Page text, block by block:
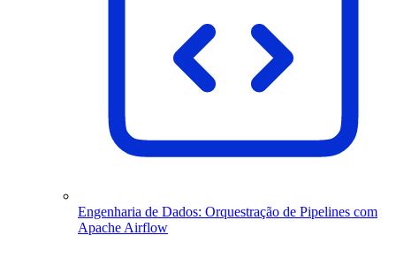
Engenharia de Dados: Orquestração de Pipelines com
Apache Airflow